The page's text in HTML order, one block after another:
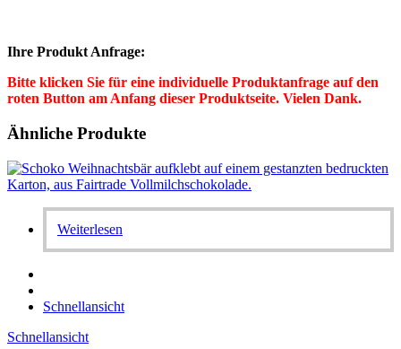
Ihre Produkt Anfrage:
Bitte klicken Sie für eine individuelle Produktanfrage auf den
roten Button am Anfang dieser Produktseite. Vielen Dank.
Ähnliche Produkte
Weiterlesen
Schnellansicht
Schnellansicht